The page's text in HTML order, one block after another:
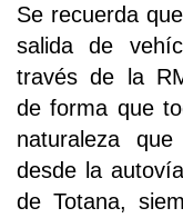
Se recuerda
salida de
través de la
de forma que
naturaleza
desde la
de Totana,